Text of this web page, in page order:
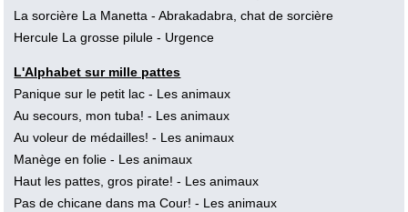
La sorcière La Manetta- Abrakadabra, chat de sorcière
Hercule La grosse pilule- Urgence
L'Alphabet sur mille pattes
Panique sur le petit lac- Les animaux
Au secours, mon tuba!- Les animaux
Au voleur de médailles!- Les animaux
Manège en folie- Les animaux
Haut les pattes, gros pirate!- Les animaux
Pas de chicane dans ma Cour!- Les animaux